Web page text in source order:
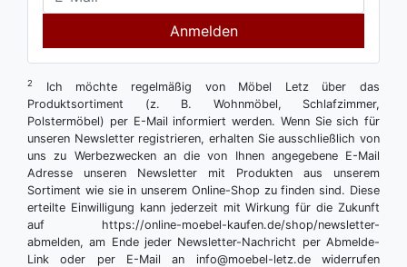
Anmelden
2
Ich möchte regelmäßig von Möbel Letz über das
Produktsortiment (z. B. Wohnmöbel, Schlafzimmer,
Polstermöbel) per E-Mail informiert werden. Wenn Sie sich für
unseren Newsletter registrieren, erhalten Sie ausschließlich von
uns zu Werbezwecken an die von Ihnen angegebene E-Mail
Adresse unseren Newsletter mit Produkten aus unserem
Sortiment wie sie in unserem Online-Shop zu finden sind. Diese
erteilte Einwilligung kann jederzeit mit Wirkung für die Zukunft
auf https://online-moebel-kaufen.de/shop/newsletter-
abmelden, am Ende jeder Newsletter-Nachricht per Abmelde-
Link oder per E-Mail an info@moebel-letz.de widerrufen